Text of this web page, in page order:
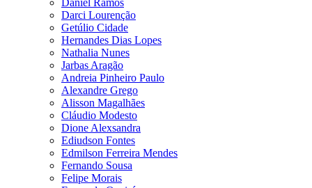
Daniel Ramos
Darci Lourenção
Getúlio Cidade
Hernandes Dias Lopes
Nathalia Nunes
Jarbas Aragão
Andreia Pinheiro Paulo
Alexandre Grego
Alisson Magalhães
Cláudio Modesto
Dione Alexsandra
Ediudson Fontes
Edmilson Ferreira Mendes
Fernando Sousa
Felipe Morais